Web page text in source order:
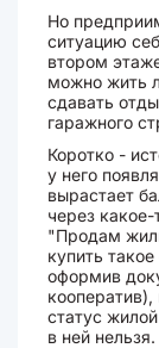
Но
ситуацию
втором
можно жить
сдавать
гаражного
Коротко -
у него
вырастает
через
"Продам
купить
оформив
статус
в ней нельзя.